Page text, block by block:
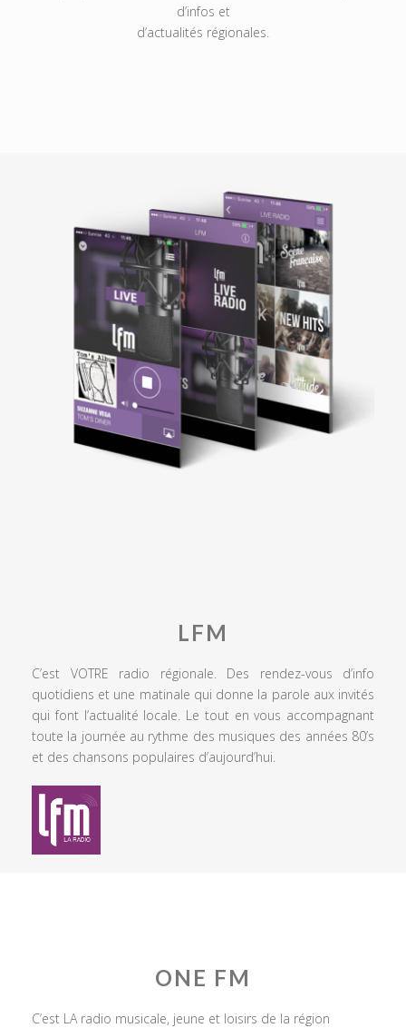
d’infos et
d’actualités régionales.
LFM
C’est VOTRE radio régionale. Des rendez-vous d’info
quotidiens et une matinale qui donne la parole aux invités
qui font l’actualité locale. Le tout en vous accompagnant
toute la journée au rythme des musiques des années 80’s
et des chansons populaires d’aujourd’hui.
ONE FM
C’est LA radio musicale, jeune et loisirs de la région